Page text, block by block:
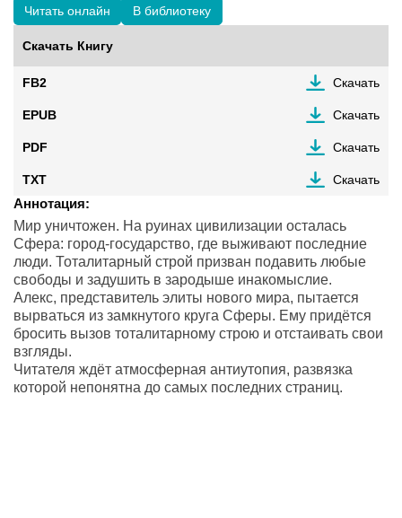
Читать онлайн В библиотеку
Скачать Книгу
FB2 Скачать
EPUB Скачать
PDF Скачать
TXT Скачать
Аннотация:
Мир уничтожен. На руинах цивилизации осталась
Сфера: город-государство, где выживают последние
люди. Тоталитарный строй призван подавить любые
свободы и задушить в зародыше инакомыслие.
Алекс, представитель элиты нового мира, пытается
вырваться из замкнутого круга Сферы. Ему придётся
бросить вызов тоталитарному строю и отстаивать свои
взгляды.
Читателя ждёт атмосферная антиутопия, развязка
которой непонятна до самых последних страниц.